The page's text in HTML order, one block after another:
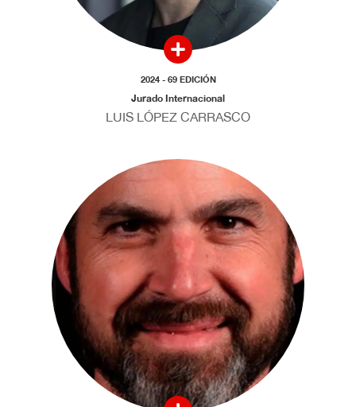
2024 - 69 EDICIÓN
Jurado Internacional
LUIS LÓPEZ CARRASCO